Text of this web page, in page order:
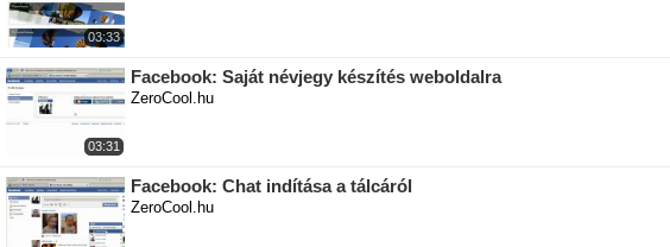
03:33
03:31
Facebook: Saját névjegy készítés weboldalra
ZeroCool.hu
Facebook: Chat indítása a tálcáról
ZeroCool.hu